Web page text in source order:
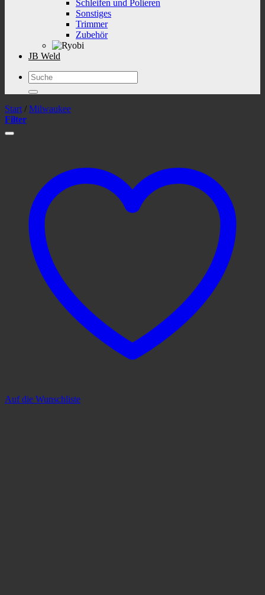
Schleifen und Polieren
Sonstiges
Trimmer
Zubehör
JB Weld
Suchen
nach:
Start / Milwaukee
Filter
Auf die Wunschliste